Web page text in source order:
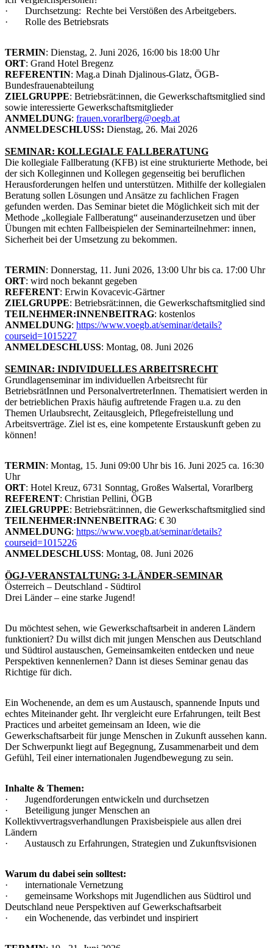
· Durchsetzung: Rechte bei Verstößen des Arbeitgebers.
· Rolle des Betriebsrats
TERMIN: Dienstag, 2. Juni 2026, 16:00 bis 18:00 Uhr
ORT: Grand Hotel Bregenz
REFERENTIN: Mag.a Dinah Djalinous-Glatz, ÖGB-
Bundesfrauenabteilung
ZIELGRUPPE: Betriebsrät:innen, die Gewerkschaftsmitglied sind
sowie interessierte Gewerkschaftsmitglieder
ANMELDUNG: frauen.vorarlberg@oegb.at
ANMELDESCHLUSS: Dienstag, 26. Mai 2026
SEMINAR: KOLLEGIALE FALLBERATUNG
Die kollegiale Fallberatung (KFB) ist eine strukturierte Methode, bei
der sich Kolleginnen und Kollegen gegenseitig bei beruflichen
Herausforderungen helfen und unterstützen. Mithilfe der kollegialen
Beratung sollen Lösungen und Ansätze zu fachlichen Fragen
gefunden werden. Das Seminar bietet die Möglichkeit sich mit der
Methode „kollegiale Fallberatung“ auseinanderzusetzen und über
Übungen mit echten Fallbeispielen der Seminarteilnehmer: innen,
Sicherheit bei der Umsetzung zu bekommen.
TERMIN: Donnerstag, 11. Juni 2026, 13:00 Uhr bis ca. 17:00 Uhr
ORT: wird noch bekannt gegeben
REFERENT: Erwin Kovacevic-Gärtner
ZIELGRUPPE: Betriebsrät:innen, die Gewerkschaftsmitglied sind
TEILNEHMER:INNENBEITRAG: kostenlos
ANMELDUNG: https://www.voegb.at/seminar/details?
courseid=1015227
ANMELDESCHLUSS: Montag, 08. Juni 2026
SEMINAR: INDIVIDUELLES ARBEITSRECHT
Grundlagenseminar im individuellen Arbeitsrecht für
BetriebsrätInnen und PersonalvertreterInnen. Thematisiert werden in
der betrieblichen Praxis häufig auftretende Fragen u.a. zu den
Themen Urlaubsrecht, Zeitausgleich, Pflegefreistellung und
Arbeitsverträge. Ziel ist es, eine kompetente Erstauskunft geben zu
können!
TERMIN: Montag, 15. Juni 09:00 Uhr bis 16. Juni 2025 ca. 16:30
Uhr
ORT: Hotel Kreuz, 6731 Sonntag, Großes Walsertal, Vorarlberg
REFERENT: Christian Pellini, ÖGB
ZIELGRUPPE: Betriebsrät:innen, die Gewerkschaftsmitglied sind
TEILNEHMER:INNENBEITRAG: € 30
ANMELDUNG: https://www.voegb.at/seminar/details?
courseid=1015226
ANMELDESCHLUSS: Montag, 08. Juni 2026
ÖGJ-VERANSTALTUNG: 3-LÄNDER-SEMINAR
Österreich – Deutschland - Südtirol
Drei Länder – eine starke Jugend!
Du möchtest sehen, wie Gewerkschaftsarbeit in anderen Ländern
funktioniert? Du willst dich mit jungen Menschen aus Deutschland
und Südtirol austauschen, Gemeinsamkeiten entdecken und neue
Perspektiven kennenlernen? Dann ist dieses Seminar genau das
Richtige für dich.
Ein Wochenende, an dem es um Austausch, spannende Inputs und
echtes Miteinander geht. Ihr vergleicht eure Erfahrungen, teilt Best
Practices und arbeitet gemeinsam an Ideen, wie die
Gewerkschaftsarbeit für junge Menschen in Zukunft aussehen kann.
Der Schwerpunkt liegt auf Begegnung, Zusammenarbeit und dem
Gefühl, Teil einer internationalen Jugendbewegung zu sein.
Inhalte & Themen:
· Jugendforderungen entwickeln und durchsetzen
· Beteiligung junger Menschen an
Kollektivvertragsverhandlungen Praxisbeispiele aus allen drei
Ländern
· Austausch zu Erfahrungen, Strategien und Zukunftsvisionen
Warum du dabei sein solltest:
· internationale Vernetzung
· gemeinsame Workshops mit Jugendlichen aus Südtirol und
Deutschland neue Perspektiven auf Gewerkschaftsarbeit
· ein Wochenende, das verbindet und inspiriert